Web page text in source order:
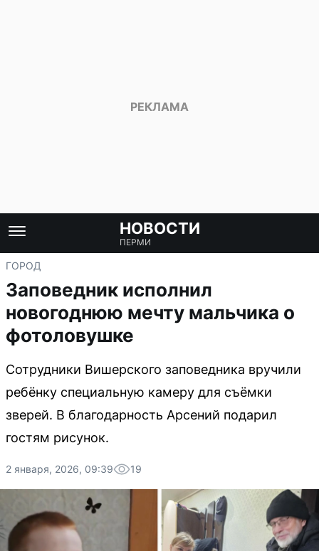
НОВОСТИ
ПЕРМИ
ГОРОД
Заповедник исполнил
новогоднюю мечту мальчика о
фотоловушке
Сотрудники Вишерского заповедника вручили
ребёнку специальную камеру для съёмки
зверей. В благодарность Арсений подарил
гостям рисунок.
2 января, 2026, 09:39 19